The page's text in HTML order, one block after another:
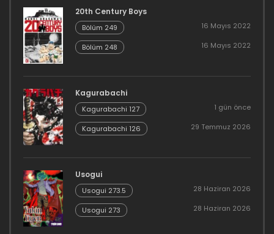
20th Century Boys
Bölüm 249 16 Mayıs 2022
Bölüm 248 16 Mayıs 2022
Kagurabachi
Kagurabachi 127 1 gün önce
Kagurabachi 126 29 Temmuz 2026
Usogui
Usogui 273.5 28 Haziran 2026
Usogui 273 28 Haziran 2026